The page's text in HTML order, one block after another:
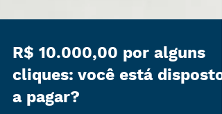
R$ 10.000,00 por alguns